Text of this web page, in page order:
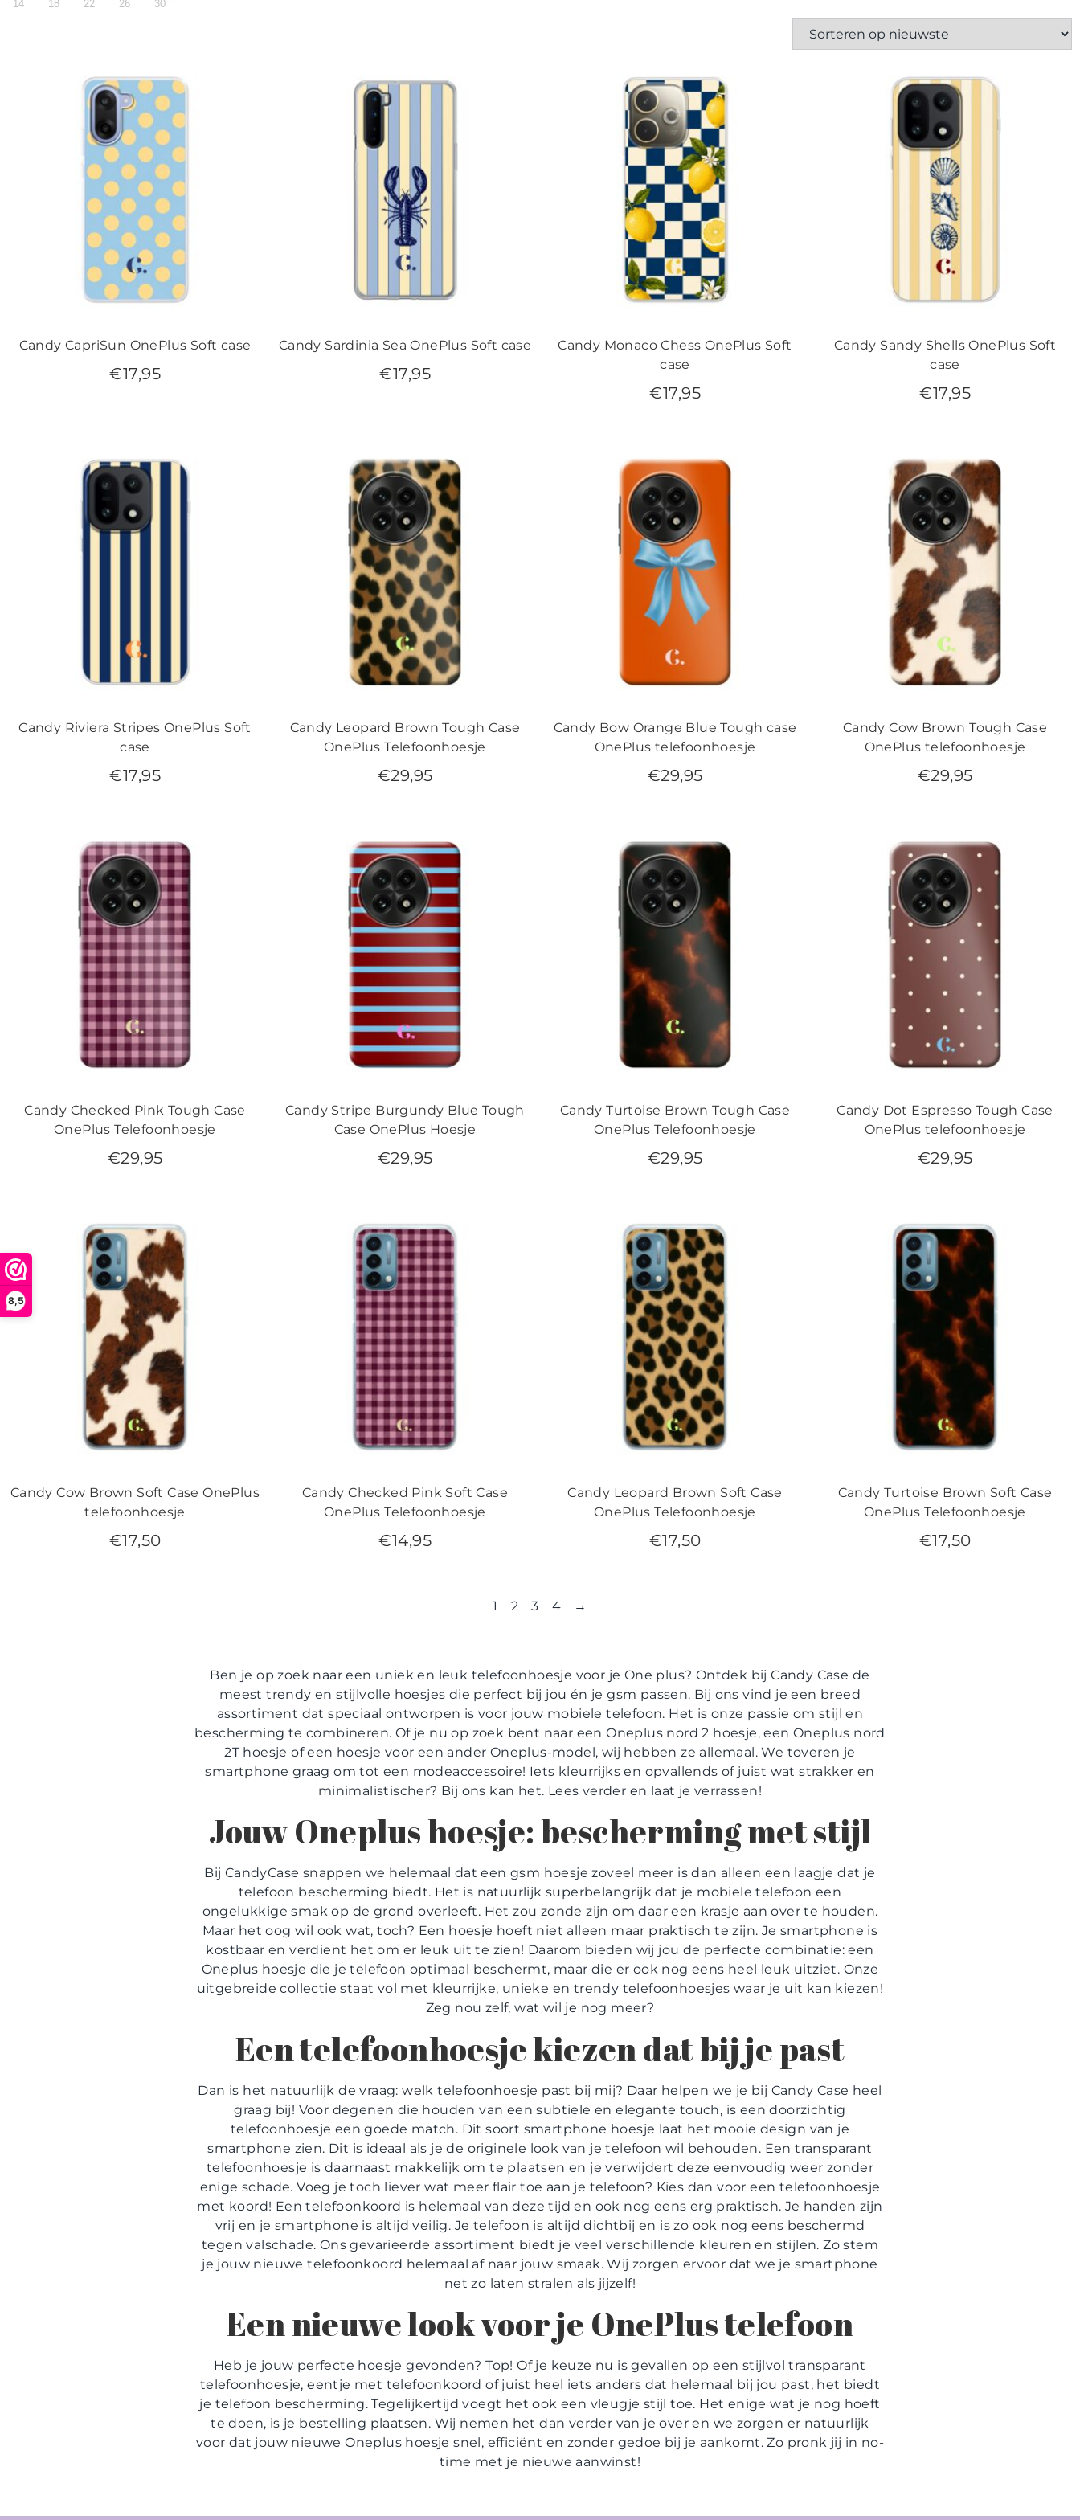
8,5
14 18 22 26 30
Candy CapriSun OnePlus Soft case
€17,95
Candy Sardinia Sea OnePlus Soft case
€17,95
Candy Monaco Chess OnePlus Soft
case
€17,95
Candy Sandy Shells OnePlus Soft
case
€17,95
Candy Riviera Stripes OnePlus Soft
case
€17,95
Candy Leopard Brown Tough Case
OnePlus Telefoonhoesje
€29,95
Candy Bow Orange Blue Tough case
OnePlus telefoonhoesje
€29,95
Candy Cow Brown Tough Case
OnePlus telefoonhoesje
€29,95
Candy Checked Pink Tough Case
OnePlus Telefoonhoesje
€29,95
Candy Stripe Burgundy Blue Tough
Case OnePlus Hoesje
€29,95
Candy Turtoise Brown Tough Case
OnePlus Telefoonhoesje
€29,95
Candy Dot Espresso Tough Case
OnePlus telefoonhoesje
€29,95
Candy Cow Brown Soft Case OnePlus
telefoonhoesje
€17,50
Candy Checked Pink Soft Case
OnePlus Telefoonhoesje
€14,95
Candy Leopard Brown Soft Case
OnePlus Telefoonhoesje
€17,50
Candy Turtoise Brown Soft Case
OnePlus Telefoonhoesje
€17,50
1 2 3 4 →
Ben je op zoek naar een uniek en leuk telefoonhoesje voor je One plus? Ontdek bij Candy Case de
meest trendy en stijlvolle hoesjes die perfect bij jou én je gsm passen. Bij ons vind je een breed
assortiment dat speciaal ontworpen is voor jouw mobiele telefoon. Het is onze passie om stijl en
bescherming te combineren. Of je nu op zoek bent naar een Oneplus nord 2 hoesje, een Oneplus nord
2T hoesje of een hoesje voor een ander Oneplus-model, wij hebben ze allemaal. We toveren je
smartphone graag om tot een modeaccessoire! Iets kleurrijks en opvallends of juist wat strakker en
minimalistischer? Bij ons kan het. Lees verder en laat je verrassen!
Jouw Oneplus hoesje: bescherming met stijl
Bij CandyCase snappen we helemaal dat een gsm hoesje zoveel meer is dan alleen een laagje dat je
telefoon bescherming biedt. Het is natuurlijk superbelangrijk dat je mobiele telefoon een
ongelukkige smak op de grond overleeft. Het zou zonde zijn om daar een krasje aan over te houden.
Maar het oog wil ook wat, toch? Een hoesje hoeft niet alleen maar praktisch te zijn. Je smartphone is
kostbaar en verdient het om er leuk uit te zien! Daarom bieden wij jou de perfecte combinatie: een
Oneplus hoesje die je telefoon optimaal beschermt, maar die er ook nog eens heel leuk uitziet. Onze
uitgebreide collectie staat vol met kleurrijke, unieke en trendy telefoonhoesjes waar je uit kan kiezen!
Zeg nou zelf, wat wil je nog meer?
Een telefoonhoesje kiezen dat bij je past
Dan is het natuurlijk de vraag: welk telefoonhoesje past bij mij? Daar helpen we je bij Candy Case heel
graag bij! Voor degenen die houden van een subtiele en elegante touch, is een doorzichtig
telefoonhoesje een goede match. Dit soort smartphone hoesje laat het mooie design van je
smartphone zien. Dit is ideaal als je de originele look van je telefoon wil behouden. Een transparant
telefoonhoesje is daarnaast makkelijk om te plaatsen en je verwijdert deze eenvoudig weer zonder
enige schade. Voeg je toch liever wat meer flair toe aan je telefoon? Kies dan voor een telefoonhoesje
met koord! Een telefoonkoord is helemaal van deze tijd en ook nog eens erg praktisch. Je handen zijn
vrij en je smartphone is altijd veilig. Je telefoon is altijd dichtbij en is zo ook nog eens beschermd
tegen valschade. Ons gevarieerde assortiment biedt je veel verschillende kleuren en stijlen. Zo stem
je jouw nieuwe telefoonkoord helemaal af naar jouw smaak. Wij zorgen ervoor dat we je smartphone
net zo laten stralen als jijzelf!
Een nieuwe look voor je OnePlus telefoon
Heb je jouw perfecte hoesje gevonden? Top! Of je keuze nu is gevallen op een stijlvol transparant
telefoonhoesje, eentje met telefoonkoord of juist heel iets anders dat helemaal bij jou past, het biedt
je telefoon bescherming. Tegelijkertijd voegt het ook een vleugje stijl toe. Het enige wat je nog hoeft
te doen, is je bestelling plaatsen. Wij nemen het dan verder van je over en we zorgen er natuurlijk
voor dat jouw nieuwe Oneplus hoesje snel, efficiënt en zonder gedoe bij je aankomt. Zo pronk jij in no-
time met je nieuwe aanwinst!